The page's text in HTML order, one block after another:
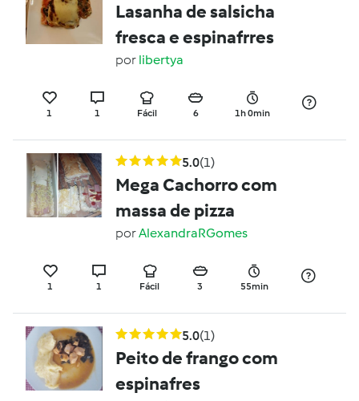
Lasanha de salsicha
fresca e espinafrres
por libertya
1 1 Fácil 6 1h 0min
5.0(1)
Mega Cachorro com
massa de pizza
porAlexandraRGomes
1 1 Fácil 3 55min
5.0(1)
Peito de frango com
espinafres